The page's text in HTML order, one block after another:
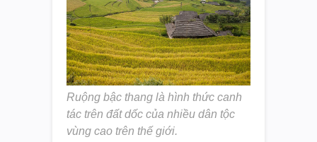
Ruộng bậc thang là hình thức canh
tác trên đất dốc của nhiều dân tộc
vùng cao trên thế giới.